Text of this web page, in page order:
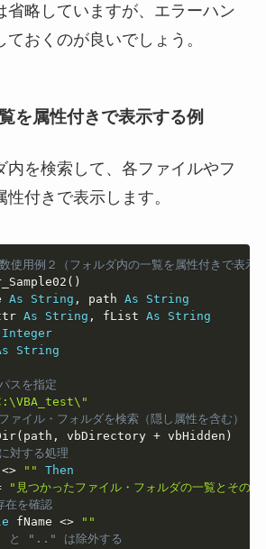
省略していますが、エラーハン
ておくのが良いでしょう。
を属性付きで表示する例
内を検索して、各ファイルやフ
付きで表示します。
用例２（フォルダ内の一覧を属性付きで表示
( )
As String , path As
String
As String , fList As
String
Integer
String
スを指定
ァイル・フォルダを検索（隠し属性を含む）
( path , vbDirectory + vbHidden )
対する処理
<> ""
Then
"見つかったファイル・フォルダの一覧とその
在を確認
fName <>
""
".." は除外する
Copy